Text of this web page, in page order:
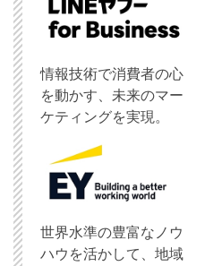
情報技術で消費者の心
を動かす、未来のマー
ケティングを実現。
世界水準の豊富なノウ
ハウを活かして、地域